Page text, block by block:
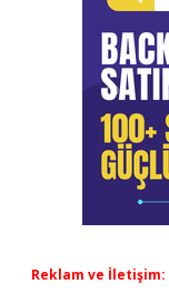
Reklam ve İletişim: